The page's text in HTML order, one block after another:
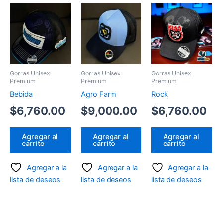
Gorras Unisex
Premium
Bebida
$6,760.00
Agregar al
carrito
Agregar a la
lista de deseos
Gorras Unisex
Premium
Agro Farm
$9,000.00
Agregar al
carrito
Agregar a la
lista de deseos
Gorras Unisex
Premium
Rock
$6,760.00
Agregar al
carrito
Agregar a la
lista de deseos